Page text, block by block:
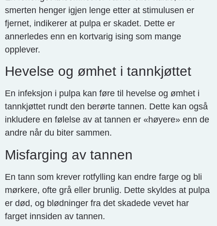
smerten henger igjen lenge etter at stimulusen er
fjernet, indikerer at pulpa er skadet. Dette er
annerledes enn en kortvarig ising som mange
opplever.
Hevelse og ømhet i tannkjøttet
En infeksjon i pulpa kan føre til hevelse og ømhet i
tannkjøttet rundt den berørte tannen. Dette kan også
inkludere en følelse av at tannen er «høyere» enn de
andre når du biter sammen.
Misfarging av tannen
En tann som krever rotfylling kan endre farge og bli
mørkere, ofte grå eller brunlig. Dette skyldes at pulpa
er død, og blødninger fra det skadede vevet har
farget innsiden av tannen.